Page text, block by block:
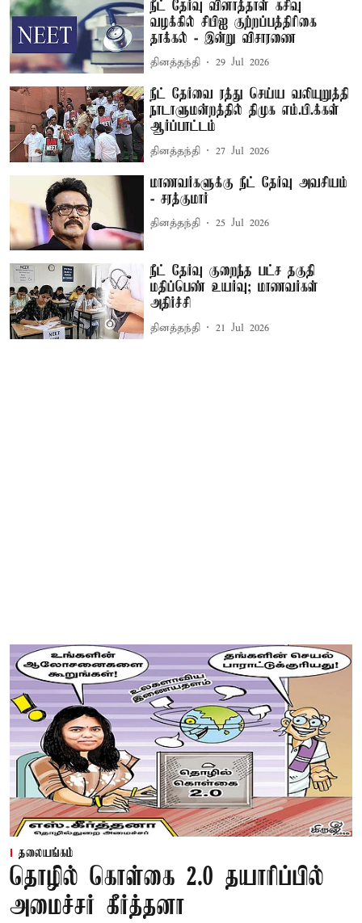
நீட் தேர்வு வினாத்தாள் கசிவு
வழக்கில் சிபிஐ குற்றப்பத்திரிகை
தாக்கல் - இன்று விசாரணை
தினத்தந்தி 29 Jul 2026
நீட் தேர்வை ரத்து செய்ய வலியுறுத்தி
நாடாளுமன்றத்தில் திமுக எம்.பி.க்கள்
ஆர்ப்பாட்டம்
தினத்தந்தி 27 Jul 2026
மாணவர்களுக்கு நீட் தேர்வு அவசியம்
- சரத்குமார்
தினத்தந்தி 25 Jul 2026
நீட் தேர்வு குறைந்த பட்ச தகுதி
மதிப்பெண் உயர்வு; மாணவர்கள்
அதிர்ச்சி
தினத்தந்தி 21 Jul 2026
தலையங்கம்
தொழில் கொள்கை 2.0 தயாரிப்பில்
அமைச்சர் கீர்த்தனா